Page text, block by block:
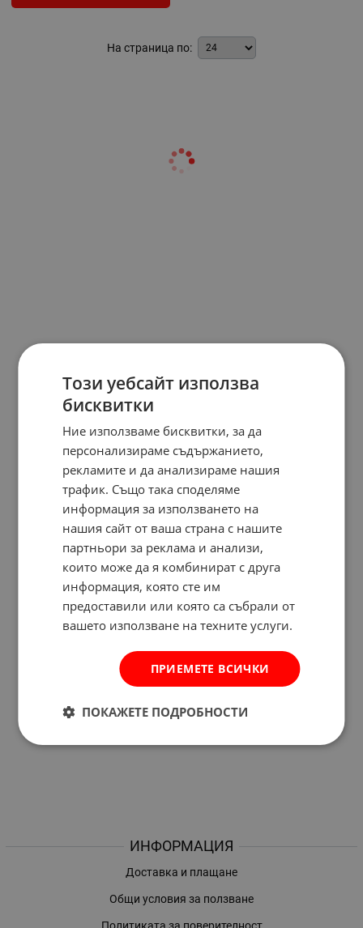
На страница по:
ИНФОРМАЦИЯ
Доставка и плащане
Общи условия за ползване
Този уебсайт използва
бисквитки
Ние използваме бисквитки, за да
персонализираме съдържанието,
рекламите и да анализираме нашия
трафик. Също така споделяме
информация за използването на
нашия сайт от ваша страна с нашите
партньори за реклама и анализи,
които може да я комбинират с друга
информация, която сте им
предоставили или която са събрали от
вашето използване на техните услуги.
ПРИЕМЕТЕ ВСИЧКИ
ПОКАЖЕТЕ ПОДРОБНОСТИ